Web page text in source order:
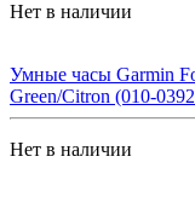
Нет в наличии
Умные часы Garmin
Green/Citron (010-
Нет в наличии